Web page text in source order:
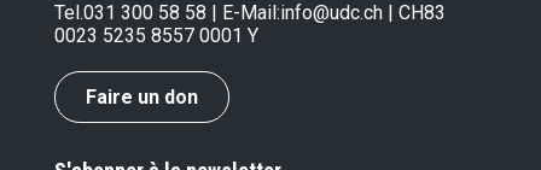
Tel.031 300 58 58 | E-Mail:info@udc.ch | CH83
0023 5235 8557 0001 Y
Faire un don